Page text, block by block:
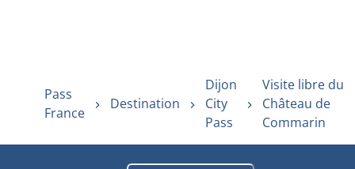
Pass
France
Destination
Dijon
City
Pass
Visite libre du
Château de
Commarin